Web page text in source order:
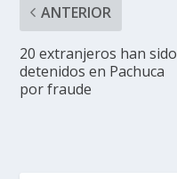
ANTERIOR
20 extranjeros han sido
detenidos en Pachuca
por fraude